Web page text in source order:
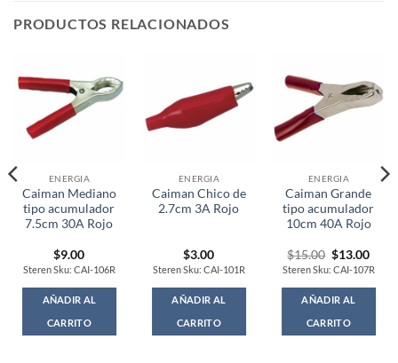
PRODUCTOS RELACIONADOS
ENERGIA
Caiman Mediano
tipo acumulador
7.5cm 30A Rojo
$9.00
Steren Sku: CAI-106R
AÑADIR AL
CARRITO
ENERGIA
Caiman Chico de
2.7cm 3A Rojo
$3.00
Steren Sku: CAI-101R
AÑADIR AL
CARRITO
ENERGIA
Caiman Grande
tipo acumulador
10cm 40A Rojo
$15.00 Original
price
was:
$15.00.
$13.00
price
is:
Steren Sku: CAI-107R
AÑADIR AL
CARRITO